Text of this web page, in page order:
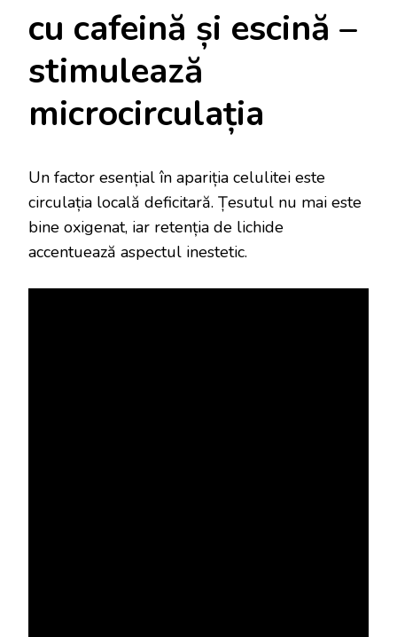
cu cafeină și escină –
stimulează
microcirculația
Un factor esențial în apariția celulitei este
circulația locală deficitară. Țesutul nu mai este
bine oxigenat, iar retenția de lichide
accentuează aspectul inestetic.